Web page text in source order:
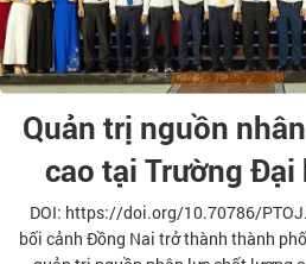
Quản trị nguồn
cao tại Trường Đại
DOI: https://doi.org/10.70786/
bối cảnh Đồng Nai trở thành thành